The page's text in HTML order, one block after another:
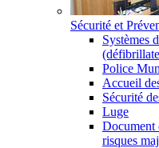
Sécurité et
Systèmes
Police
Accueil
Sécurité
Luge
Document
risques